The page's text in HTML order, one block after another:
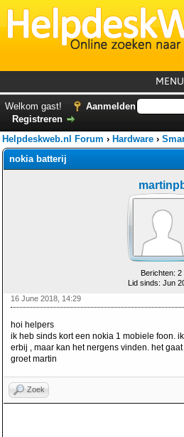
MENU
Forum
Welkom gast!
Aanmelden
Registreren
Helpdeskweb.nl Forum › Hardware ›
nokia batterij
Berichten: 2
Lid sinds: Jun
16 June 2018, 14:29
hoi helpers
ik heb sinds kort een nokia 1 mobiele foon.
erbij , maar kan het nergens vinden. het
groet martin
Zoek